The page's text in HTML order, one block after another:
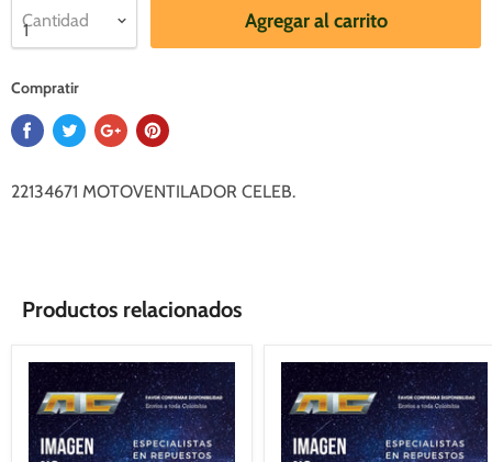
Cantidad Agregar al carrito
Compratir
22134671 MOTOVENTILADOR CELEB.
Productos relacionados